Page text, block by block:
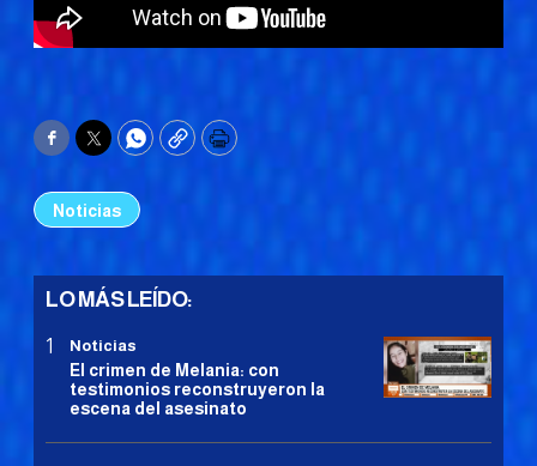
Facebook
TwitterWhatsApp
CopyPrint
Noticias
LO MÁS LEÍDO:
Noticias
El crimen de Melania: con
testimonios reconstruyeron la
escena del asesinato